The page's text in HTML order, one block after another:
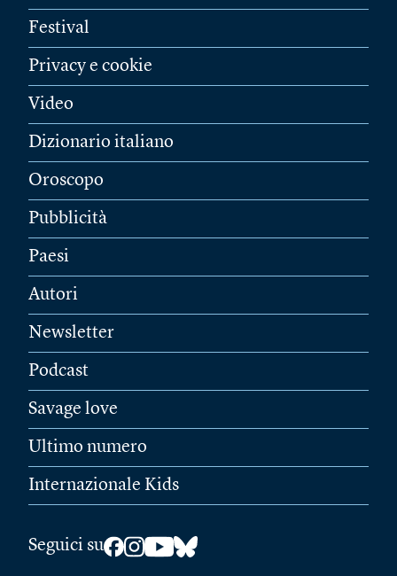
Festival
Privacy e cookie
Video
Dizionario italiano
Oroscopo
Pubblicità
Paesi
Autori
Newsletter
Podcast
Savage love
Ultimo numero
Internazionale Kids
Seguici su